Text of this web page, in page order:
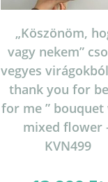
„Köszönöm,
vagy nekem”
vegyes virágokból
thank you for
for me ”
mixed flower
KVN499